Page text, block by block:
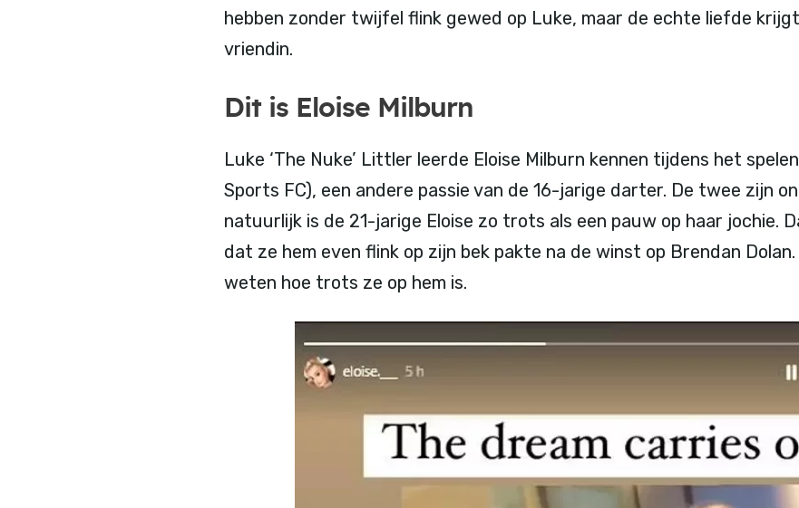
hebben zonder twijfel flink gewed op Luke, maar de echte liefde
vriendin.
Dit is Eloise Milburn
Luke ‘The Nuke’ Littler leerde Eloise Milburn kennen tijdens het
Sports FC), een andere passie van de 16-jarige darter. De twee zijn
natuurlijk is de 21-jarige Eloise zo trots als een pauw op haar jochie.
dat ze hem even flink op zijn bek pakte na de winst op Brendan
weten hoe trots ze op hem is.